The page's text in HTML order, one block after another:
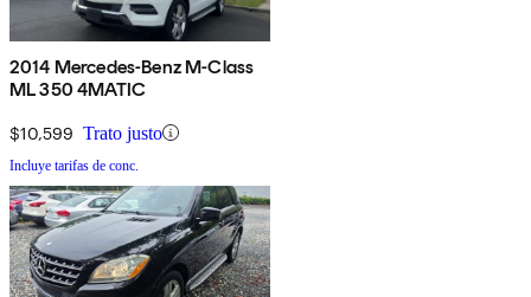
2014 Mercedes-Benz M-Class
ML 350 4MATIC
$10,599 Trato justo
Incluye tarifas de conc.